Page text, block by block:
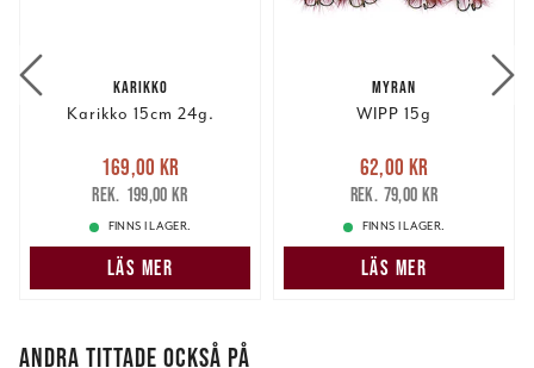
KARIKKO
Karikko 15cm 24g.
Nuvarande pris
169,00 krTidigare pris
199,00 kr
169,00 kr
199,00 kr
FINNS I LAGER.
LÄS MER
MYRAN
WIPP 15g
Nuvarande pris
62,00 krTidigare pris
79,00 kr
62,00 kr
79,00 kr
FINNS I LAGER.
LÄS MER
ANDRA TITTADE OCKSÅ PÅ